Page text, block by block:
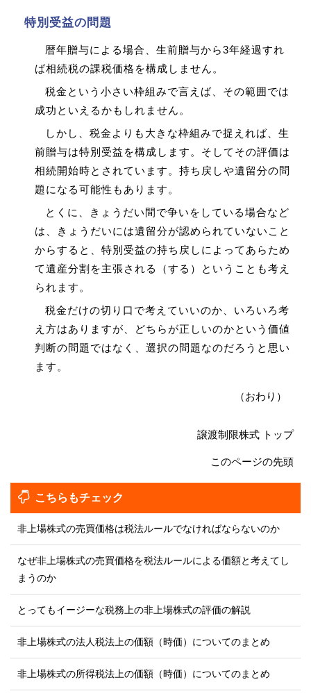
特別受益の問題
暦年贈与による場合、生前贈与から3年経過すれ
ば相続税の課税価格を構成しません。
税金という小さい枠組みで言えば、その範囲では
成功といえるかもしれません。
しかし、税金よりも大きな枠組みで捉えれば、生
前贈与は特別受益を構成します。そしてその評価は
相続開始時とされています。持ち戻しや遺留分の問
題になる可能性もあります。
とくに、きょうだい間で争いをしている場合など
は、きょうだいには遺留分が認められていないこと
からすると、特別受益の持ち戻しによってあらため
て遺産分割を主張される（する）ということも考え
られます。
税金だけの切り口で考えていいのか、いろいろ考
え方はありますが、どちらが正しいのかという価値
判断の問題ではなく、選択の問題なのだろうと思い
ます。
（おわり）
譲渡制限株式 トップ
このページの先頭
こちらもチェック
非上場株式の売買価格は税法ルールでなければならないのか
なぜ非上場株式の売買価格を税法ルールによる価額と考えてし
まうのか
とってもイージーな税務上の非上場株式の評価の解説
非上場株式の法人税法上の価額（時価）についてのまとめ
非上場株式の所得税法上の価額（時価）についてのまとめ